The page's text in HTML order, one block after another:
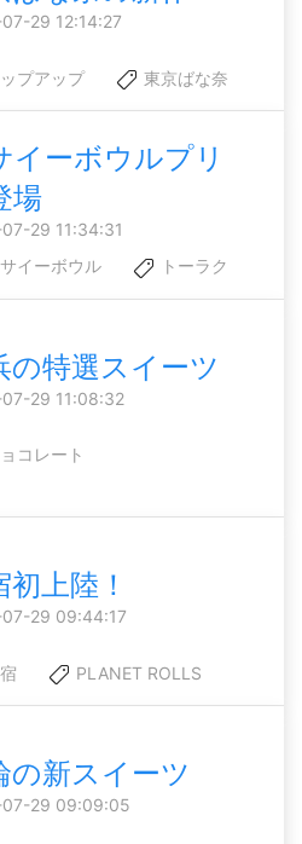
29 12:14:27
プアップ 東京ばな奈
イーボウルプリ
場
29 11:34:31
イーボウル トーラク
の特選スイーツ
29 11:08:32
コレート
初上陸！
29 09:44:17
PLANET ROLLS
の新スイーツ
29 09:09:05